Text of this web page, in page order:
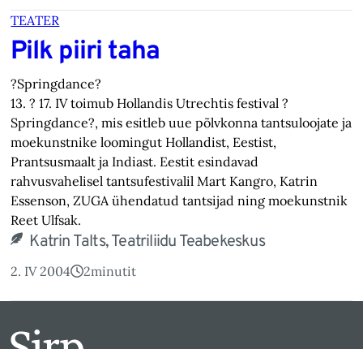
TEATER
Pilk piiri taha
?Springdance?
13. ? 17. IV toimub Hollandis Utrechtis festival ?
Springdance?, mis esitleb uue põlvkonna tantsuloojate ja
moekunstnike loomingut Hollandist, Eestist,
Prantsusmaalt ja Indiast. Eestit esindavad
rahvusvahelisel tantsufestivalil Mart Kangro, Katrin
Essenson, ZUGA ühendatud tantsijad ning moekunstnik
Reet Ulfsak.
Katrin Talts, Teatriliidu Teabekeskus
2. IV 2004 2minutit